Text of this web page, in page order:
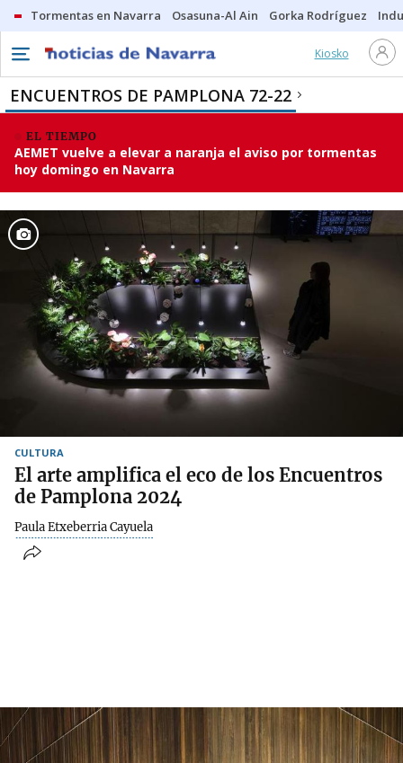
Tormentas en Navarra Osasuna-Al Ain Gorka Rodríguez
Kiosko
ENCUENTROS DE PAMPLONA 72-22
EL TIEMPO
AEMET vuelve a elevar a naranja el aviso por tormentas
hoy domingo en Navarra
CULTURA
El arte amplifica el eco de los Encuentros
de Pamplona 2024
Paula Etxeberria Cayuela